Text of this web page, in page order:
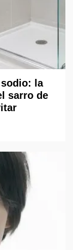
la
sarro de